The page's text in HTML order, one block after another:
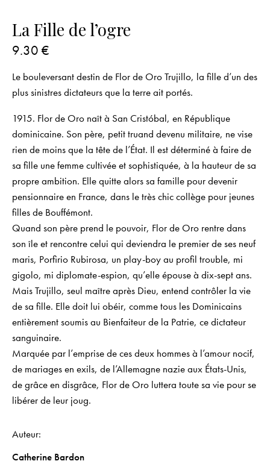
La Fille de l’ogre
9.30 €
Le bouleversant destin de Flor de Oro Trujillo, la fille d’un des
plus sinistres dictateurs que la terre ait portés.
1915. Flor de Oro naît à San Cristóbal, en République
dominicaine. Son père, petit truand devenu militaire, ne vise
rien de moins que la tête de l’État. Il est déterminé à faire de
sa fille une femme cultivée et sophistiquée, à la hauteur de sa
propre ambition. Elle quitte alors sa famille pour devenir
pensionnaire en France, dans le très chic collège pour jeunes
filles de Bouffémont.
Quand son père prend le pouvoir, Flor de Oro rentre dans
son île et rencontre celui qui deviendra le premier de ses neuf
maris, Porfirio Rubirosa, un play-boy au profil trouble, mi
gigolo, mi diplomate-espion, qu’elle épouse à dix-sept ans.
Mais Trujillo, seul maître après Dieu, entend contrôler la vie
de sa fille. Elle doit lui obéir, comme tous les Dominicains
entièrement soumis au Bienfaiteur de la Patrie, ce dictateur
sanguinaire.
Marquée par l’emprise de ces deux hommes à l’amour nocif,
de mariages en exils, de l’Allemagne nazie aux États-Unis,
de grâce en disgrâce, Flor de Oro luttera toute sa vie pour se
libérer de leur joug.
Auteur
Catherine Bardon